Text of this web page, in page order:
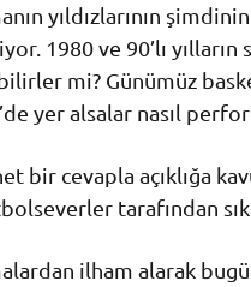
yıldızlarının
1980 ve 90’lı yılların
mi? Günümüz
yer alsalar nasıl
bir cevapla açıklığa
tarafından
ilham alarak